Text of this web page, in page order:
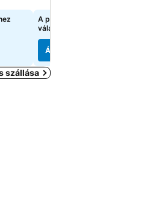
A pontos árak megtekintéséhez
válasszon dátumokat
Árak megjelenítése
szállása